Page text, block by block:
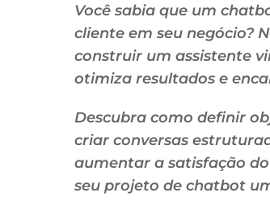
Você sabia que um
cliente em seu negócio?
construir um assistente
otimiza resultados e
Descubra como definir
criar conversas
aumentar a satisfação
seu projeto de chatbot